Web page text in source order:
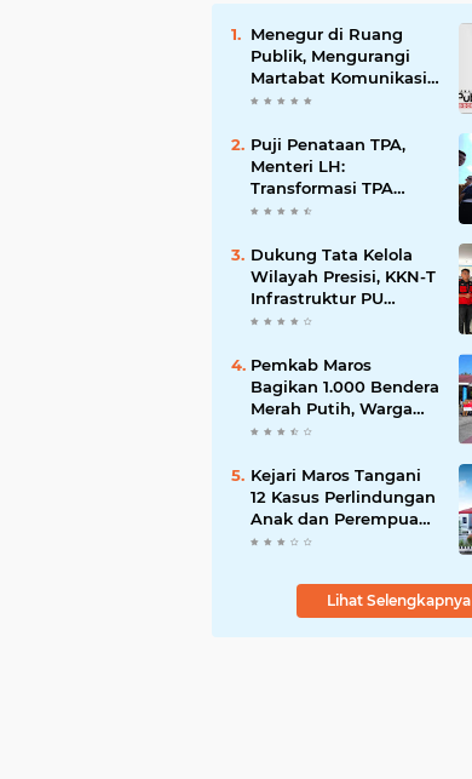
Menegur di Ruang
Publik, Mengurangi
Martabat Komunikasi
Pemerintahan
Puji Penataan TPA,
Menteri LH:
Transformasi TPA
Tamangapa Makassar
Nasional
Dukung Tata Kelola
Wilayah Presisi, KKN-T
Infrastruktur PU
Unhas Gel. 116
Dusun Berbasis GIS ke
Desa Bonto Matene
Pemkab Maros
Bagikan 1.000 Bendera
Merah Putih, Warga
Kurang Mampu Jadi
Kejari Maros Tangani
12 Kasus Perlindungan
Anak dan Perempuan
Hingga Juli 2026
Lihat Selengkapnya